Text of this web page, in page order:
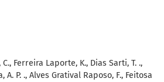
Ferreira Laporte, K., Dias Sarti, T. .,
P. ., Alves Gratival Raposo, F., Feitosa